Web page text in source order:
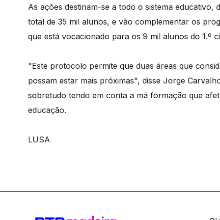
As ações destinam-se a todo o sistema
total de 35 mil alunos, e vão complementar os
que está vocacionado para os 9 mil alunos do 1.º
"Este protocolo permite que duas áreas que
possam estar mais próximas", disse Jorge
sobretudo tendo em conta a má formação que
educação.
LUSA